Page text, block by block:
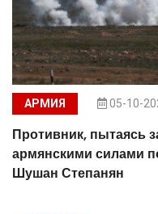
АРМИЯ 05-10-
Противник, пытаясь
армянскими силами
Шушан Степанян